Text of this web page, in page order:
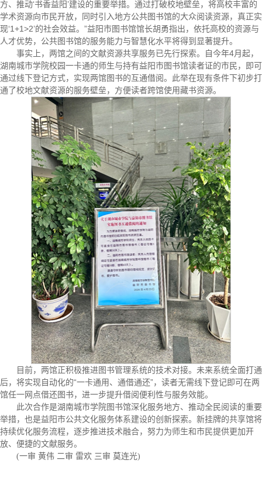
方、推动‘书香益阳’建设的重要举措。通过打破校地壁垒，将高校丰富的
学术资源向市民开放，同时引入地方公共图书馆的大众阅读资源，真正实
现‘1+1>2’的社会效益。”益阳市图书馆馆长胡勇指出，依托高校的资源与
人才优势，公共图书馆的服务能力与智慧化水平将得到显著提升。
事实上，两馆之间的文献资源共享服务已先行探索。自今年4月起，
湖南城市学院校园一卡通的师生与持有益阳市图书馆读者证的市民，即可
通过线下登记方式，实现两馆图书的互通借阅。此举在现有条件下初步打
通了校地文献资源的服务壁垒，方便读者跨馆使用藏书资源。
目前，两馆正积极推进图书管理系统的技术对接。未来系统全面打通
后，将实现自动化的“一卡通用、通借通还”，读者无需线下登记即可在两
馆任一网点借还图书，进一步提升借阅便利性与服务效能。
此次合作是湖南城市学院图书馆深化服务地方、推动全民阅读的重要
举措，也是益阳市公共文化服务体系建设的创新探索。新挂牌的共享馆将
持续优化服务流程，逐步推进技术融合，努力为师生和市民提供更加开
放、便捷的文献服务。
(一审 黄伟 二审 雷欢 三审 莫连光)